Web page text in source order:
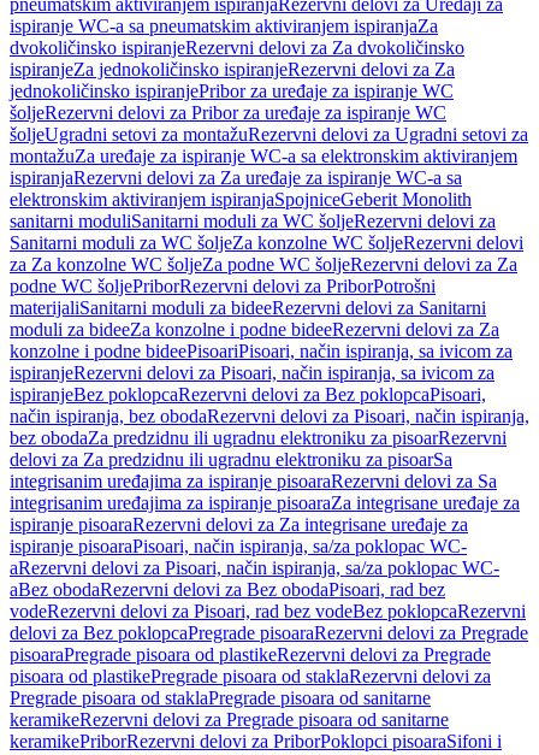
pneumatskim aktiviranjem ispiranjaRezervni delovi za Uređaji za
ispiranje WC-a sa pneumatskim aktiviranjem ispiranjaZa
dvokoličinsko ispiranjeRezervni delovi za Za dvokoličinsko
ispiranjeZa jednokoličinsko ispiranjeRezervni delovi za Za
jednokoličinsko ispiranjePribor za uređaje za ispiranje WC
šoljeRezervni delovi za Pribor za uređaje za ispiranje WC
šoljeUgradni setovi za montažuRezervni delovi za Ugradni setovi za
montažuZa uređaje za ispiranje WC-a sa elektronskim aktiviranjem
ispiranjaRezervni delovi za Za uređaje za ispiranje WC-a sa
elektronskim aktiviranjem ispiranjaSpojniceGeberit Monolith
sanitarni moduliSanitarni moduli za WC šoljeRezervni delovi za
Sanitarni moduli za WC šoljeZa konzolne WC šoljeRezervni delovi
za Za konzolne WC šoljeZa podne WC šoljeRezervni delovi za Za
podne WC šoljePriborRezervni delovi za PriborPotrošni
materijaliSanitarni moduli za bideeRezervni delovi za Sanitarni
moduli za bideeZa konzolne i podne bideeRezervni delovi za Za
konzolne i podne bideePisoariPisoari, način ispiranja, sa ivicom za
ispiranjeRezervni delovi za Pisoari, način ispiranja, sa ivicom za
ispiranjeBez poklopcaRezervni delovi za Bez poklopcaPisoari,
način ispiranja, bez obodaRezervni delovi za Pisoari, način ispiranja,
bez obodaZa predzidnu ili ugradnu elektroniku za pisoarRezervni
delovi za Za predzidnu ili ugradnu elektroniku za pisoarSa
integrisanim uređajima za ispiranje pisoaraRezervni delovi za Sa
integrisanim uređajima za ispiranje pisoaraZa integrisane uređaje za
ispiranje pisoaraRezervni delovi za Za integrisane uređaje za
ispiranje pisoaraPisoari, način ispiranja, sa/za poklopac WC-
aRezervni delovi za Pisoari, način ispiranja, sa/za poklopac WC-
aBez obodaRezervni delovi za Bez obodaPisoari, rad bez
vodeRezervni delovi za Pisoari, rad bez vodeBez poklopcaRezervni
delovi za Bez poklopcaPregrade pisoaraRezervni delovi za Pregrade
pisoaraPregrade pisoara od plastikeRezervni delovi za Pregrade
pisoara od plastikePregrade pisoara od staklaRezervni delovi za
Pregrade pisoara od staklaPregrade pisoara od sanitarne
keramikeRezervni delovi za Pregrade pisoara od sanitarne
keramikePriborRezervni delovi za PriborPoklopci pisoaraSifoni i